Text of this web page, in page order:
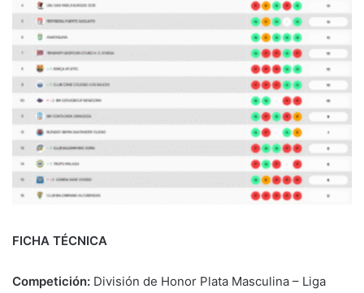
FICHA TÉCNICA
Competición: División de Honor Plata Masculina – Liga